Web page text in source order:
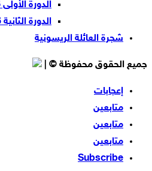
الدورة الأولى 2005
الدورة الثانية 2006
شجرة العائلة الريسونية
جميع الحقوق محفوظة © |
إعجابات
متابعين
متابعين
متابعين
Subscribe